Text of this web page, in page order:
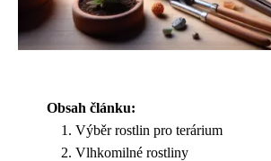
Obsah článku:
Výběr rostlin pro terárium
Vlhkomilné rostliny